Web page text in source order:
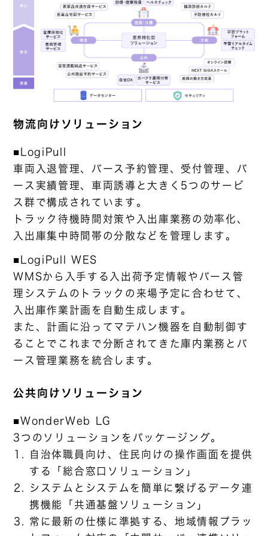
物流向けソリューション
■LogiPull
車両入退管理、バース予約管理、受付管理、バ
ース実績管理、車両誘導と大きく5つのサービ
ス群で構成されています。
トラック待機時間対策や入出庫業務の効率化、
入出庫集中時間帯の分散などを管理します。
■LogiPull WES
WMSから入手する入出荷予定情報やバース管
理システムのトラックの来場予定に合わせて、
入出庫作業計画を自動生成します。
また、計画に沿ってマテハン機器を自動制御す
ることでこれまで分断されてきた庫内業務とバ
ース管理業務を統合します。
公共向けソリューション
■WonderWeb LG
3つのソリューションをパッケージング。
自治体職員向け、住民向けの操作画面を提供
する「総合窓口ソリューション」
システムとシステムを簡単に繋げるデータ連
携機能「共通基盤ソリューション」
常に最新の仕様に準拠する、地域情報プラッ